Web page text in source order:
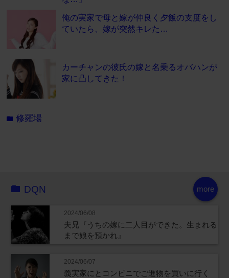
俺の実家で母と嫁が仲良く夕飯の支度をし
ていたら、嫁が突然キレた…
カーチャンの彼氏の嫁と名乗るオバハンが
家に凸してきた！
folder修羅場
more
DQN
2024/06/08
夫兄『うちの嫁に二人目ができた。生まれる
まで娘を預かれ』
2024/06/07
義実家にとコンビニでご進物を買いに行く